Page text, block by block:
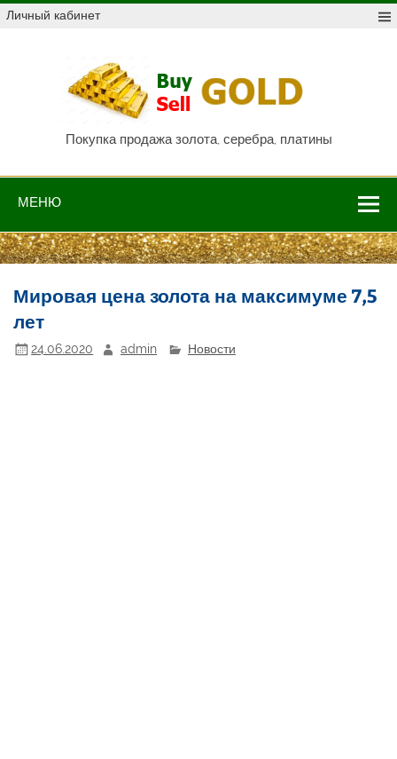
Skip
toЛичный кабинет
Покупка продажа золота, серебра, платины
МЕНЮ
Мировая цена золота на максимуме 7,5
лет
24.06.2020 admin Новости